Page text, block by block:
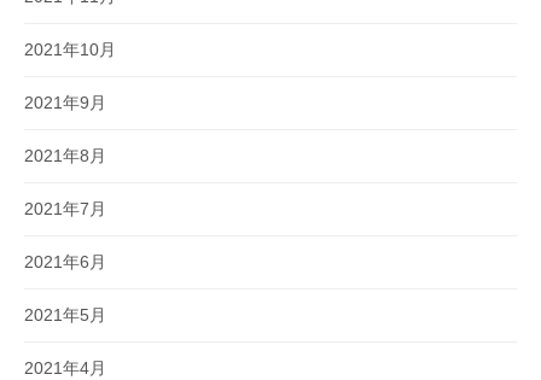
2021年10月
2021年9月
2021年8月
2021年7月
2021年6月
2021年5月
2021年4月